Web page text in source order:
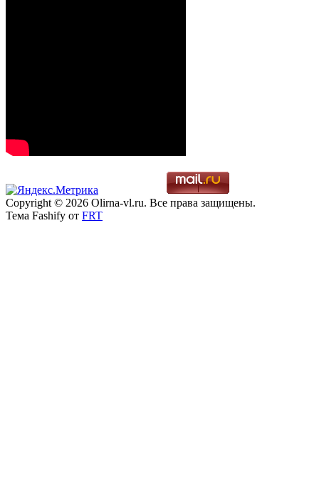
Copyright © 2026 Olirna-vl.ru. Все права защищены.
Тема Fashify от FRT